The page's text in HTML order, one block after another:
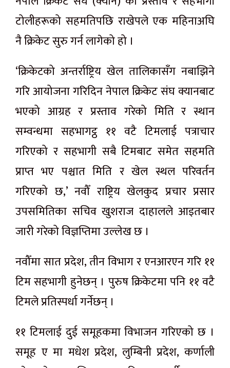
टोलीहरूको सहमतिपछि राखेपले एक महिनाअघि
नै क्रिकेट सुरु गर्न लागेको हो ।
‘क्रिकेटको अन्तर्राष्ट्रिय खेल तालिकासँग नबाझिने
गरि आयोजना गरिदिन नेपाल क्रिकेट संघ क्यानबाट
भएको आग्रह र प्रस्ताव गरेको मिति र स्थान
सम्वन्धमा सहभागट्ठ ११ वटै टिमलाई पत्राचार
गरिएको र सहभागी सबै टिमबाट समेत सहमति
प्राप्त भए पश्चात मिति र खेल स्थल परिवर्तन
गरिएको छ,’ नवौँ राष्ट्रिय खेलकुद प्रचार प्रसार
उपसमितिका सचिव खुशराज दाहालले आइतबार
जारी गरेको विज्ञप्तिमा उल्लेख छ ।
नवौँमा सात प्रदेश, तीन विभाग र एनआरएन गरि ११
टिम सहभागी हुनेछन् । पुरुष क्रिकेटमा पनि ११ वटै
टिमले प्रतिस्पर्धा गर्नेछन् ।
११ टिमलाई दुई समूहकमा विभाजन गरिएको छ ।
समूह ए मा मधेश प्रदेश, लुम्बिनी प्रदेश, कर्णाली